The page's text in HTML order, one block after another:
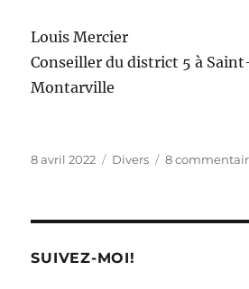
Louis Mercier
Conseiller du district 5 à
Montarville
Publié
8 avril 2022 Catégories
Divers 8
SUIVEZ-MOI!